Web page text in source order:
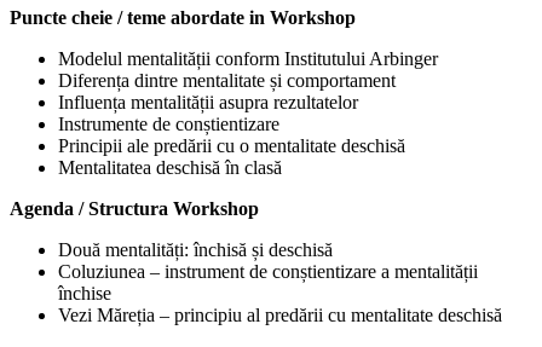
Puncte cheie / teme abordate in Workshop
Modelul mentalității conform Institutului Arbinger
Diferența dintre mentalitate și comportament
Influența mentalității asupra rezultatelor
Instrumente de conștientizare
Principii ale predării cu o mentalitate deschisă
Mentalitatea deschisă în clasă
Agenda / Structura Workshop
Două mentalități: închisă și deschisă
Coluziunea – instrument de conștientizare a mentalității
închise
Vezi Măreția – principiu al predării cu mentalitate deschisă